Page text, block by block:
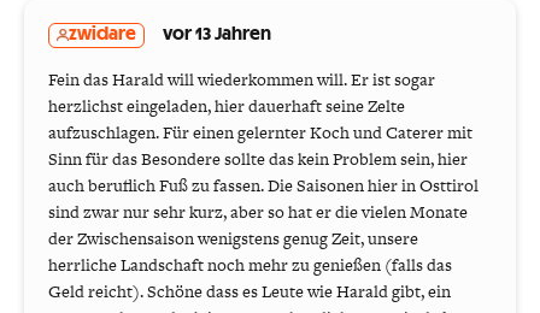
zwidare vor 13 Jahren
Fein das Harald will wiederkommen will. Er ist sogar
herzlichst eingeladen, hier dauerhaft seine Zelte
aufzuschlagen. Für einen gelernter Koch und Caterer mit
Sinn für das Besondere sollte das kein Problem sein, hier
auch beruflich Fuß zu fassen. Die Saisonen hier in Osttirol
sind zwar nur sehr kurz, aber so hat er die vielen Monate
der Zwischensaison wenigstens genug Zeit, unsere
herrliche Landschaft noch mehr zu genießen (falls das
Geld reicht). Schöne dass es Leute wie Harald gibt, ein